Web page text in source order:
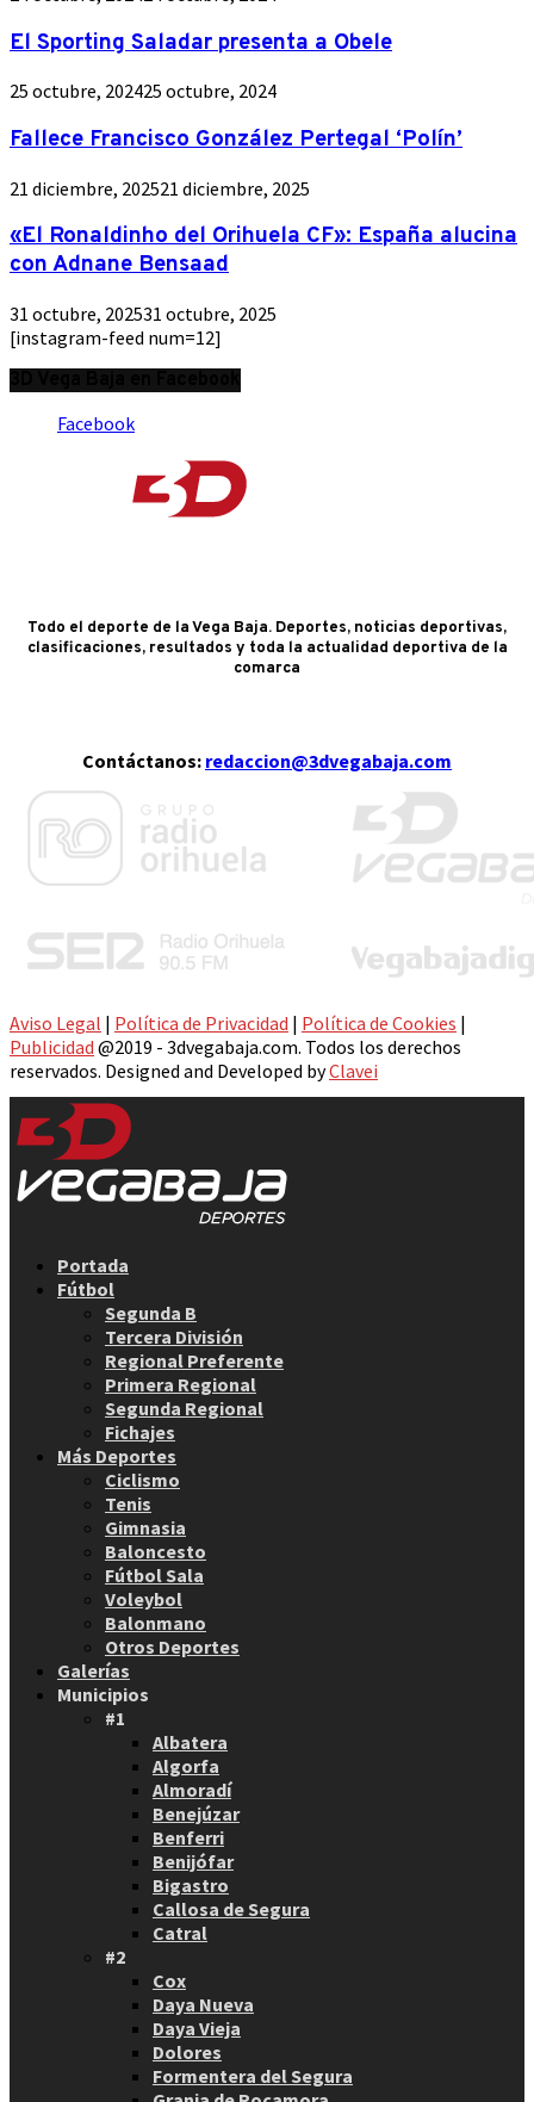
El Sporting Saladar presenta a Obele
25 octubre, 202425 octubre, 2024
Fallece Francisco González Pertegal ‘Polín’
21 diciembre, 202521 diciembre, 2025
«El Ronaldinho del Orihuela CF»: España alucina
con Adnane Bensaad
31 octubre, 202531 octubre, 2025
[instagram-feed num=12]
Facebook
Todo el deporte de la Vega Baja. Deportes, noticias deportivas,
clasificaciones, resultados y toda la actualidad deportiva de la
comarca
Contáctanos: redaccion@3dvegabaja.com
Aviso Legal | Política de Privacidad | Política de Cookies |
Publicidad @2019 - 3dvegabaja.com. Todos los derechos
reservados. Designed and Developed byClavei
Portada
Fútbol
Segunda B
Tercera División
Regional Preferente
Primera Regional
Segunda Regional
Fichajes
Más Deportes
Ciclismo
Tenis
Gimnasia
Baloncesto
Fútbol Sala
Voleybol
Balonmano
Otros Deportes
Galerías
Municipios
#1
Albatera
Algorfa
Almoradí
Benejúzar
Benferri
Benijófar
Bigastro
Callosa de Segura
Catral
#2
Cox
Daya Nueva
Daya Vieja
Dolores
Formentera del Segura